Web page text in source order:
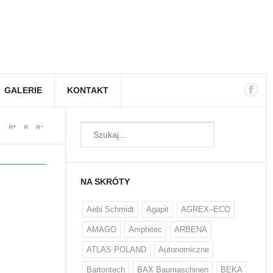
GALERIE KONTAKT
NA SKRÓTY
Aebi Schmidt Agapit AGREX–ECO
AMAGO Amphitec ARBENA
ATLAS POLAND Autonomiczne
Bartontech BAX Baumaschinen BEKA